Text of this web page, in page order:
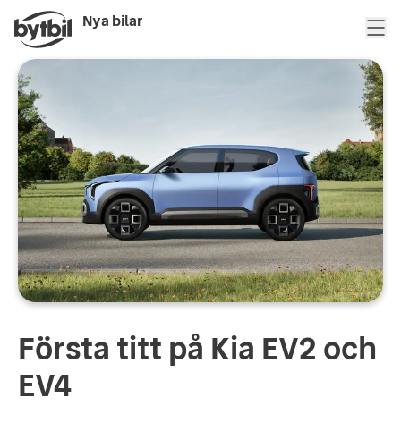
Nya bilar
Första titt på Kia EV2 och
EV4